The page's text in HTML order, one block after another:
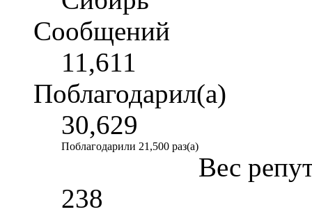
Сообщений
11,611
Поблагодарил(а)
30,629
Поблагодарили 21,500 раз(а)
Вес
238